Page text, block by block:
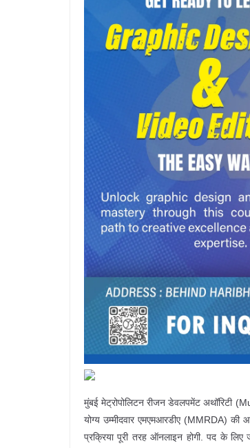
मुंबई मेट्रोपोलिटन रीजन डेवलपमेंट अथॉरिटी
योग्य उम्मीदवार एमएमआरडीए (MMRDA)
प्रक्रिया पूरी तरह ऑनलाइन होगी. पद के लिए